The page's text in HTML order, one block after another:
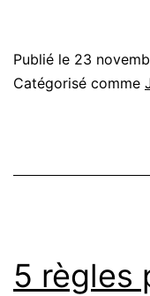
Publié le 23
Catégorisé comme
5 règles